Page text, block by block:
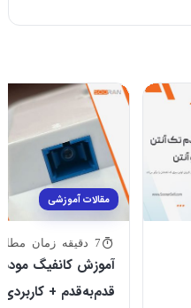
مقالات آموزشی
7 دقیقه زمان مطالعه
آموزش کانفیگ
قدم‌به‌قدم +